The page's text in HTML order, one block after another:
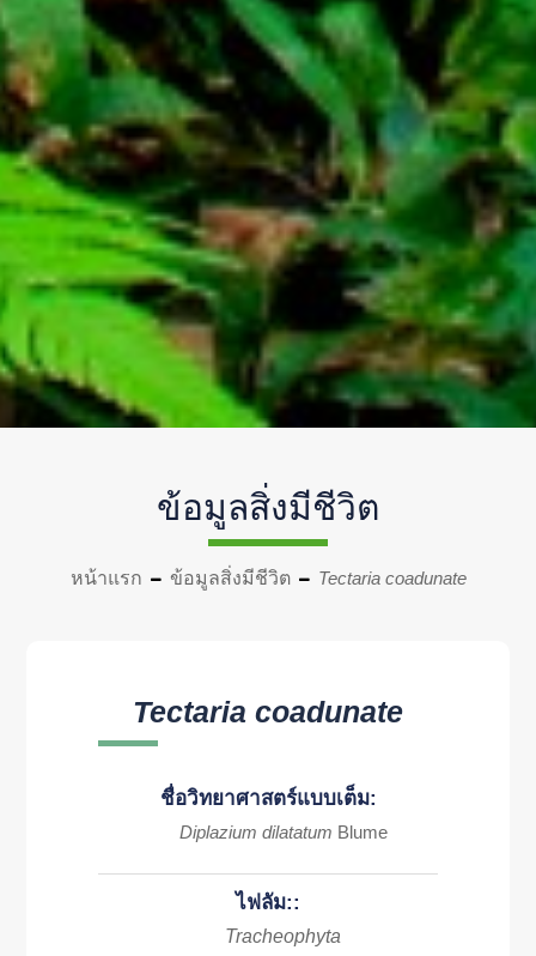
ข้อมูลสิ่งมีชีวิต
หน้าแรก ข้อมูลสิ่งมีชีวิต Tectaria coadunate
Tectaria coadunate
ชื่อวิทยาศาสตร์แบบเต็ม:
Diplazium dilatatum Blume
ไฟลัม::
Tracheophyta